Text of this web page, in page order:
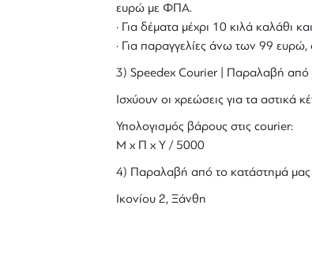
ευρώ με ΦΠΑ.
· Για δέματα μέχρι 10 κιλά
· Για παραγγελίες άνω των 99
3) Speedex Courier | Παραλαβή από
Ισχύουν οι χρεώσεις για τα αστικά
Υπολογισμός βάρους στις courier:
Μ x Π x Y / 5000
4) Παραλαβή από το κατάστημά μας
Ικονίου 2, Ξάνθη